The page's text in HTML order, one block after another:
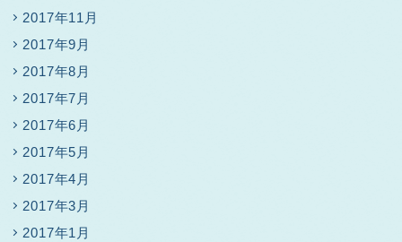
2017年11月
2017年9月
2017年8月
2017年7月
2017年6月
2017年5月
2017年4月
2017年3月
2017年1月